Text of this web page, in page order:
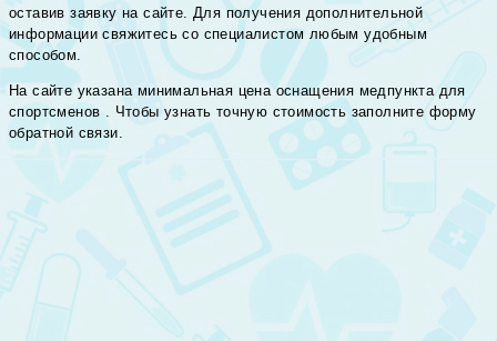
оставив заявку на сайте. Для получения дополнительной
информации свяжитесь со специалистом любым удобным
способом.
На сайте указана минимальная цена оснащения медпункта для
спортсменов . Чтобы узнать точную стоимость заполните форму
обратной связи.